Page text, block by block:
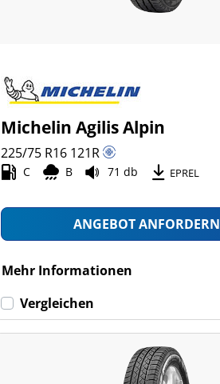
Michelin Agilis Alpin
225/75 R16 121R
C B 71 db EPREL
ANGEBOT ANFORDERN
Mehr Informationen
Vergleichen